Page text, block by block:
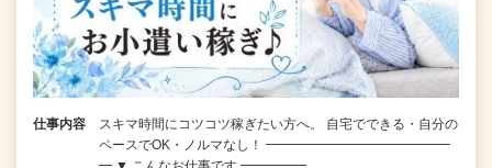
仕事内容
スキマ時間にコツコツ稼ぎたい方へ。 自宅でできる・自分の
ペースでOK・ノルマなし！ ━━━━━━━━━━━━━━